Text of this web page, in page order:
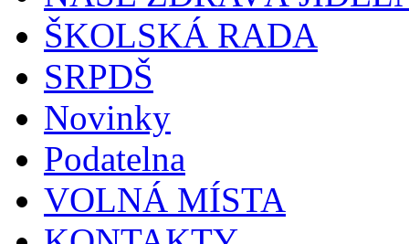
ŠKOLSKÁ RADA
SRPDŠ
Novinky
Podatelna
VOLNÁ MÍSTA